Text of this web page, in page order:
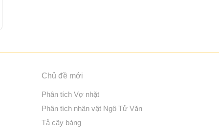
Chủ đề mới
Phân tích Vợ nhặt
Phân tích nhân vật Ngô Tử Văn
Tả cây bàng